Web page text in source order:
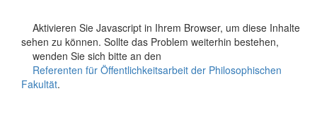
sehen zu können. Sollte das Problem weiterhin bestehen,
Referenten für Öffentlichkeitsarbeit der Philosophischen
Fakultät.